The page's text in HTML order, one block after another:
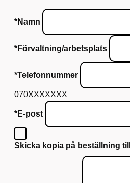
*Namn
*Förvaltning/arbetsplats
*Telefonnummer
070XXXXXXX
*E-post
Skicka kopia på beställning